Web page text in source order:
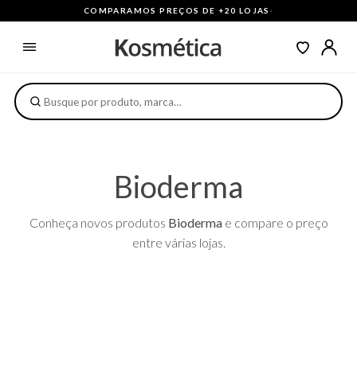
COMPARAMOS PREÇOS DE +20 LOJAS ·
Bioderma
Conheça novos produtos Biodermae compare o preço
entre várias lojas.